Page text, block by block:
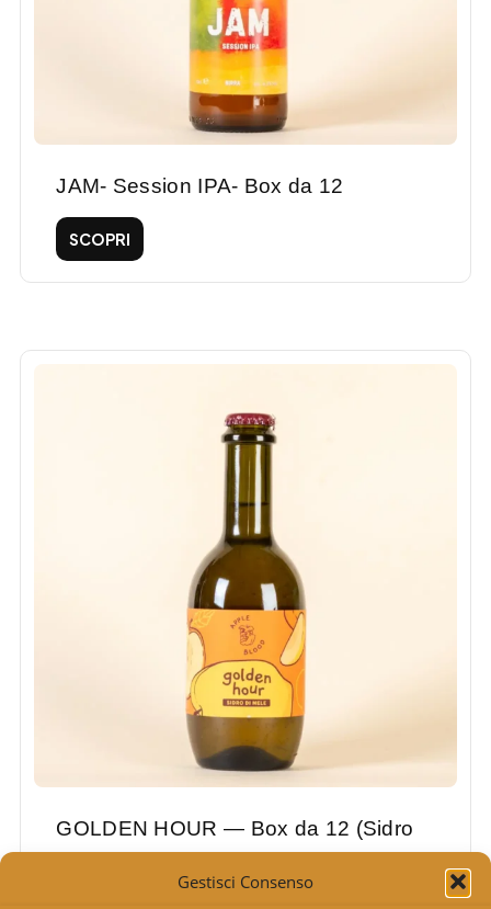
Gestisci Consenso
JAM- Session IPA- Box da 12
SCOPRI
GOLDEN HOUR — Box da 12 (Sidro